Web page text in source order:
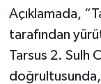
Açıklamada,
tarafından
Tarsus 2. Sulh
doğrultusunda,